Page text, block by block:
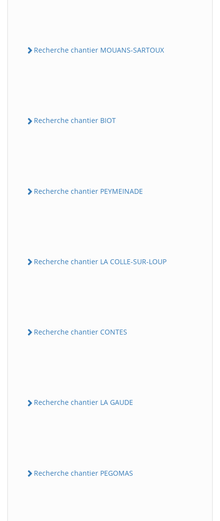
Recherche chantier MOUANS-SARTOUX
Recherche chantier BIOT
Recherche chantier PEYMEINADE
Recherche chantier LA COLLE-SUR-LOUP
Recherche chantier CONTES
Recherche chantier LA GAUDE
Recherche chantier PEGOMAS